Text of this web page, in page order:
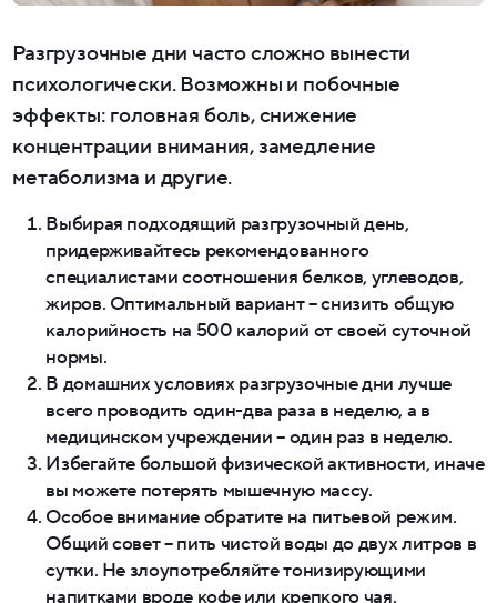
Разгрузочные дни часто сложно вынести
психологически. Возможны и побочные
эффекты: головная боль, снижение
концентрации внимания, замедление
метаболизма и другие.
Выбирая подходящий разгрузочный день,
придерживайтесь рекомендованного
специалистами соотношения белков, углеводов,
жиров. Оптимальный вариант – снизить общую
калорийность на 500 калорий от своей суточной
нормы.
В домашних условиях разгрузочные дни лучше
всего проводить один-два раза в неделю, а в
медицинском учреждении – один раз в неделю.
Избегайте большой физической активности, иначе
вы можете потерять мышечную массу.
Особое внимание обратите на питьевой режим.
Общий совет – пить чистой воды до двух литров в
сутки. Не злоупотребляйте тонизирующими
напитками вроде кофе или крепкого чая.